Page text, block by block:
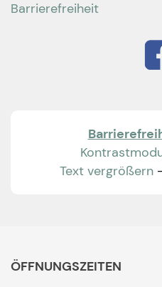
Barrierefreiheit
Text vergrößern
ÖFFNUNGSZEITEN